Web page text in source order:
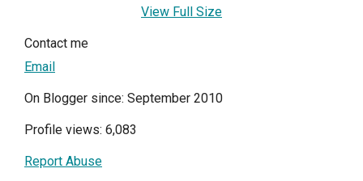
View Full Size
Contact me
Email
On Blogger since: September 2010
Profile views: 6,083
Report Abuse